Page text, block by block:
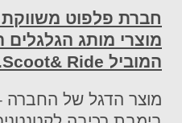
חברת פלפוט
מוצרי מותג הגלגלים
המוביל Scoot& Ride